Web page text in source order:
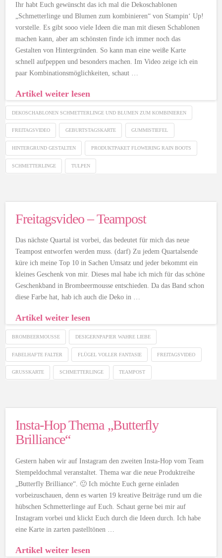
Ihr habt Euch gewünscht das ich mal die Dekoschablonen
„Schmetterlinge und Blumen zum kombinieren“ von Stampin‘ Up!
vorstelle. Es gibt sooo viele Ideen die man mit diesen Schablonen
machen kann, aber am schönsten finde ich immer noch das
Gestalten von Hintergründen. So kann man eine weiße Karte
schnell aufpeppen und besonders machen. Im Video zeige ich ein
paar Kombinationsmöglichkeiten, schaut …
Artikel weiter lesen
DEKOSCHABLONEN SCHMETTERLINGE UND BLUMEN ZUM KOMBINIEREN
FREITAGSVIDEO GEBURTSTAGSKARTE GUMMISTIEFEL
HINTERGRUND GESTALTEN PRODUKTPAKET FLOWERING RAIN BOOTS
SCHMETTERLINGE TULPEN
Freitagsvideo – Teampost
Das nächste Quartal ist vorbei, das bedeutet für mich das neue
Teampost entworfen werden muss. (darf) Zu jedem Quartalsende
küre ich meine Top 10 in Sachen Umsatz und jeder bekommt ein
kleines Geschenk von mir. Dieses mal habe ich mich für das schöne
Geschenkband in Brombeermousse entschieden. Da das Band schon
diese Farbe hat, hab ich auch die Deko in …
Artikel weiter lesen
BROMBEERMOUSSE DESIGERNPAPIER WAHRE LIEBE
FABELHAFTE FALTER FLÜGEL VOLLER FANTASIE FREITAGSVIDEO
GRUSSKARTE SCHMETTERLINGE TEAMPOST
Insta-Hop Thema „Butterfly
Brilliance“
Gestern haben wir auf Instagram den zweiten Insta-Hop vom Team
Stempeldochmal veranstaltet. Thema war die neue Produktreihe
„Butterfly Brilliance“. 🙂 Ich möchte Euch gerne einladen
vorbeizuschauen, denn es warten 19 kreative Beiträge rund um die
hübschen Schmetterlinge auf Euch. Schaut gerne bei mir auf
Instagram vorbei und klickt Euch durch die Ideen durch. Ich habe
eine Karte in zarten pastelltönen …
Artikel weiter lesen